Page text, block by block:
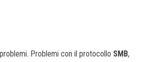
Problemi con il protocollo SMB,